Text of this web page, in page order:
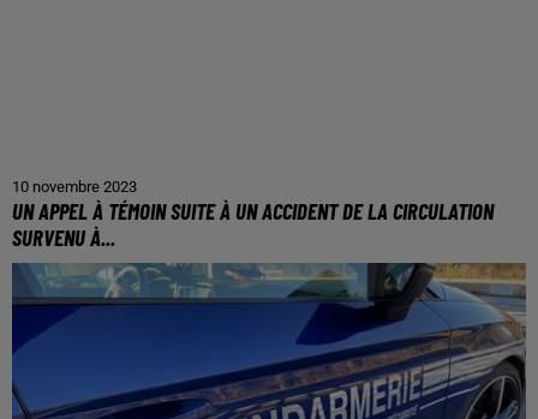
10 novembre 2023
UN APPEL À TÉMOIN SUITE À UN ACCIDENT DE LA CIRCULATION
SURVENU À...